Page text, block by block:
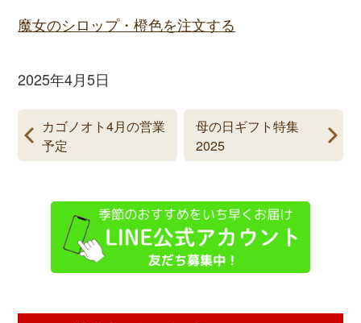
魔女のシロップ・橙色を注文する
2025年4月5日
カゴノオト4月の営業
予定
母の日ギフト特集
2025